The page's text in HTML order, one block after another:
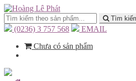
Tìm
(0236) 3 757 568
EMAIL
Chưa có sản phẩm